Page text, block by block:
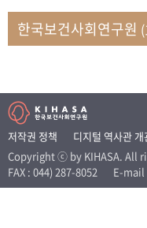
박재빈
연구부 인구역학
변종화
보건정책연구실
송건용
보건정책연구실
송태민
정보통계연구실
신희설
사업개발부 국제
이규식
의료보험연구실
이문기
훈련부
한국보건사회연구원
저작권 정책 디지털 역사관 개
Copyright ⓒ by KIHASA. All
FAX : 044) 287-8052
E-